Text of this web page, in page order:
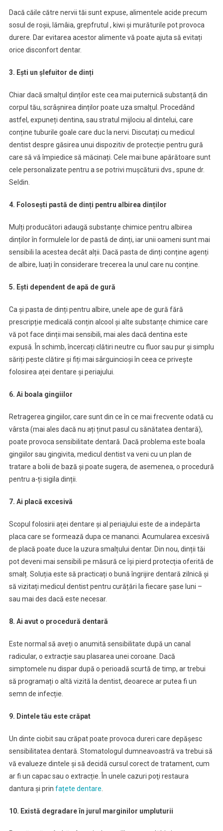
Dacă căile către nervii tăi sunt expuse, alimentele acide precum
sosul de roșii, lămâia, grepfrutul , kiwi și murăturile pot provoca
durere. Dar evitarea acestor alimente vă poate ajuta să evitați
orice disconfort dentar.
3. Ești un șlefuitor de dinți
Chiar dacă smalțul dinților este cea mai puternică substanță din
corpul tău, scrâșnirea dinților poate uza smalțul. Procedând
astfel, expuneți dentina, sau stratul mijlociu al dintelui, care
conține tuburile goale care duc la nervi. Discutați cu medicul
dentist despre găsirea unui dispozitiv de protecție pentru gură
care să vă împiedice să măcinați. Cele mai bune apărătoare sunt
cele personalizate pentru a se potrivi mușcăturii dvs., spune dr.
Seldin.
4. Folosești pastă de dinți pentru albirea dinților
Mulți producători adaugă substanțe chimice pentru albirea
dinților în formulele lor de pastă de dinți, iar unii oameni sunt mai
sensibili la acestea decât alții. Dacă pasta de dinți conține agenți
de albire, luați în considerare trecerea la unul care nu conține.
5. Ești dependent de apă de gură
Ca și pasta de dinți pentru albire, unele ape de gură fără
prescripție medicală conțin alcool și alte substanțe chimice care
vă pot face dinții mai sensibili, mai ales dacă dentina este
expusă. În schimb, încercați clătiri neutre cu fluor sau pur și simplu
săriți peste clătire și fiți mai sârguincioși în ceea ce privește
folosirea aței dentare și periajului.
6. Ai boala gingiilor
Retragerea gingiilor, care sunt din ce în ce mai frecvente odată cu
vârsta (mai ales dacă nu ați ținut pasul cu sănătatea dentară),
poate provoca sensibilitate dentară. Dacă problema este boala
gingiilor sau gingivita, medicul dentist va veni cu un plan de
tratare a bolii de bază și poate sugera, de asemenea, o procedură
pentru a-ți sigila dinții.
7. Ai placă excesivă
Scopul folosirii aței dentare și al periajului este de a indepărta
placa care se formează dupa ce mananci. Acumularea excesivă
de placă poate duce la uzura smalțului dentar. Din nou, dinții tăi
pot deveni mai sensibili pe măsură ce își pierd protecția oferită de
smalț. Soluția este să practicați o bună îngrijire dentară zilnică și
să vizitați medicul dentist pentru curățări la fiecare șase luni –
sau mai des dacă este necesar.
8. Ai avut o procedură dentară
Este normal să aveți o anumită sensibilitate după un canal
radicular, o extracție sau plasarea unei coroane. Dacă
simptomele nu dispar după o perioadă scurtă de timp, ar trebui
să programați o altă vizită la dentist, deoarece ar putea fi un
semn de infecție.
9. Dintele tău este crăpat
Un dinte ciobit sau crăpat poate provoca dureri care depășesc
sensibilitatea dentară. Stomatologul dumneavoastră va trebui să
vă evalueze dintele și să decidă cursul corect de tratament, cum
ar fi un capac sau o extracție. În unele cazuri poţi restaura
dantura şi prin fațete dentare.
10. Există degradare în jurul marginilor umpluturii